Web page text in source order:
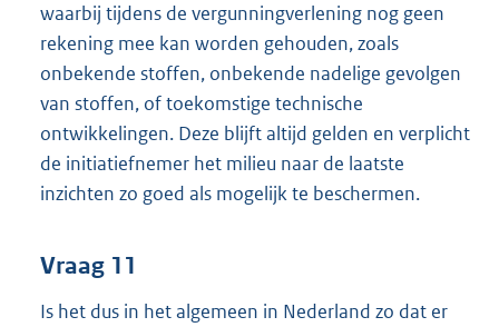
waarbij tijdens de vergunningverlening nog geen
rekening mee kan worden gehouden, zoals
onbekende stoffen, onbekende nadelige gevolgen
van stoffen, of toekomstige technische
ontwikkelingen. Deze blijft altijd gelden en verplicht
de initiatiefnemer het milieu naar de laatste
inzichten zo goed als mogelijk te beschermen.
Vraag 11
Is het dus in het algemeen in Nederland zo dat er